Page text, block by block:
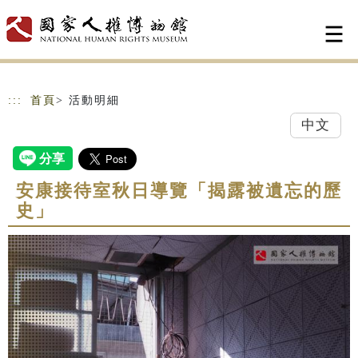
::: 首頁 > 活動明細
中文
安康接待室秋日導覽「揭露被遺忘的歷
史」